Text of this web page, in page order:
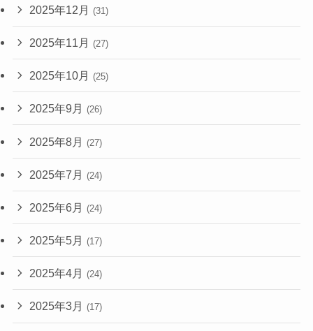
2025年12月 (31)
2025年11月 (27)
2025年10月 (25)
2025年9月 (26)
2025年8月 (27)
2025年7月 (24)
2025年6月 (24)
2025年5月 (17)
2025年4月 (24)
2025年3月 (17)